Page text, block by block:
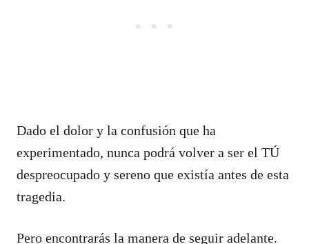
Dado el dolor y la confusión que ha
experimentado, nunca podrá volver a ser el TÚ
despreocupado y sereno que existía antes de esta
tragedia.
Pero encontrarás la manera de seguir adelante.